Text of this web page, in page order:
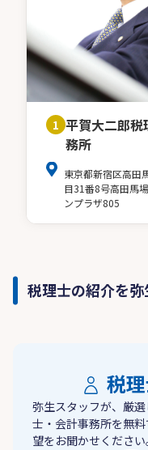
1 平賀大二郎税
務所
東京都新宿区高田
目31番8号高田馬
ンプラザ805
税理士の紹介を
税
弥生スタッフが、厳
士・会計事務所を無
望をお聞かせください